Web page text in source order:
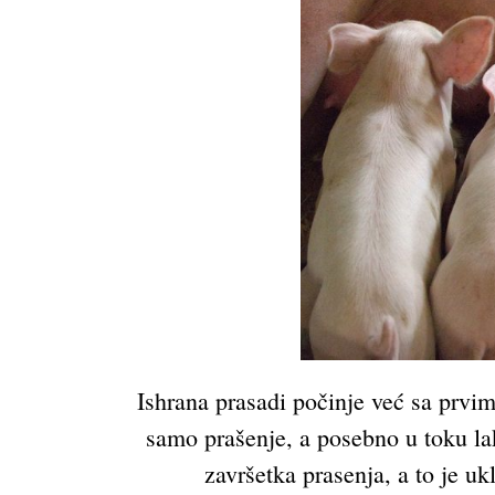
Ishrana prasadi počinje već sa
samo prašenje, a posebno u toku
završetka prasenja, a to je